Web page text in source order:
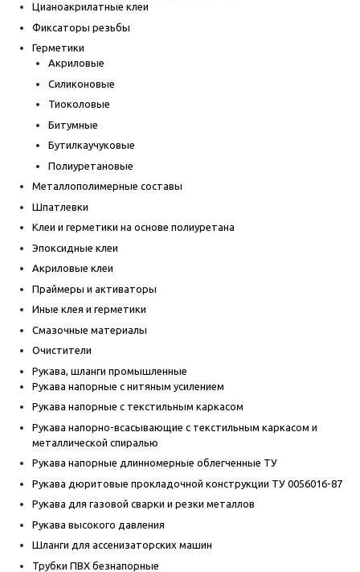
Цианоакрилатные клеи
Фиксаторы резьбы
Герметики
Акриловые
Силиконовые
Тиоколовые
Битумные
Бутилкаучуковые
Полиуретановые
Металлополимерные составы
Шпатлевки
Клеи и герметики на основе полиуретана
Эпоксидные клеи
Акриловые клеи
Праймеры и активаторы
Иные клея и герметики
Смазочные материалы
Очистители
Рукава, шланги промышленные
Рукава напорные с нитяным усилением
Рукава напорные с текстильным каркасом
Рукава напорно-всасывающие с текстильным каркасом и
металлической спиралью
Рукава напорные длинномерные облегченные ТУ
Рукава дюритовые прокладочной конструкции ТУ 0056016-87
Рукава для газовой сварки и резки металлов
Рукава высокого давления
Шланги для ассенизаторских машин
Трубки ПВХ безнапорные